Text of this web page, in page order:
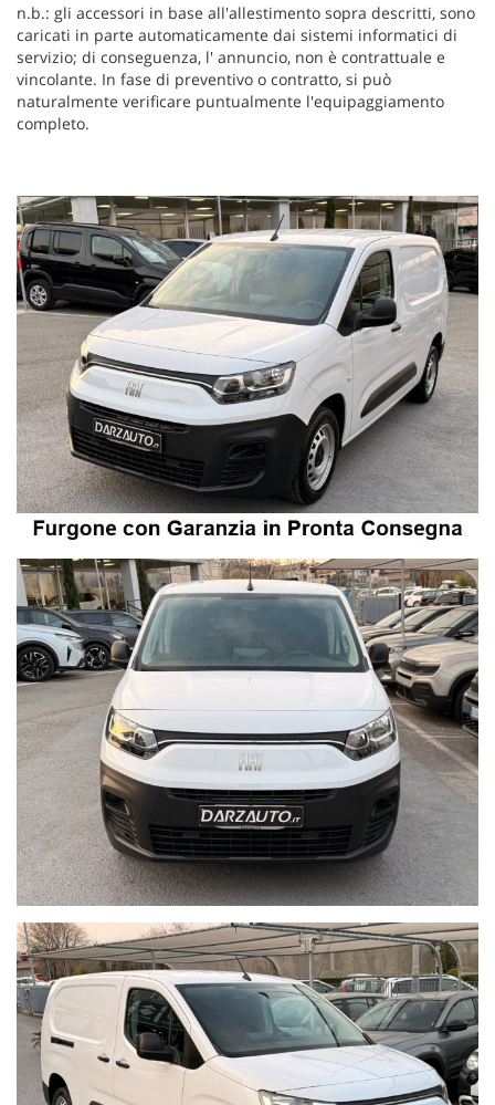
n.b.: gli accessori in base all'allestimento sopra descritti, sono
caricati in parte automaticamente dai sistemi informatici di
servizio; di conseguenza, l' annuncio, non è contrattuale e
vincolante. In fase di preventivo o contratto, si può
naturalmente verificare puntualmente l'equipaggiamento
completo.